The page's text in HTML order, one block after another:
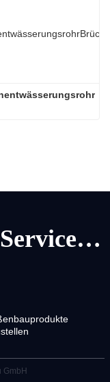
Qualität geht vor, Service geht vor
GmbH